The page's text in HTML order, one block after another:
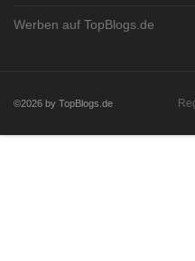
Werben auf TopBlogs.de
©2026 by TopBlogs.de